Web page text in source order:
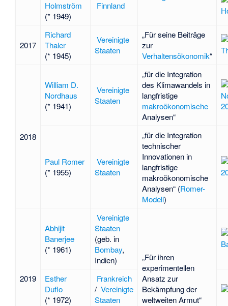
Holmström
(* 1949)
Finnland
2017
Richard
Thaler
(* 1945)
Vereinigte
Staaten
„Für seine Beiträge
zur
Verhaltensökonomik“
2018
William D.
Nordhaus
(* 1941)
Vereinigte
Staaten
„für die Integration
des Klimawandels in
langfristige
makroökonomische
Analysen“
Paul Romer
(* 1955)
Vereinigte
Staaten
„für die Integration
technischer
Innovationen in
langfristige
makroökonomische
Analysen“ (Romer-
Modell)
2019
Abhijit
Banerjee
(* 1961)
Vereinigte
Staaten
(geb. in
Bombay,
Indien)
„Für ihren
experimentellen
Ansatz zur
Bekämpfung der
weltweiten Armut“
Esther
Duflo
(* 1972)
Frankreich
/ Vereinigte
Staaten